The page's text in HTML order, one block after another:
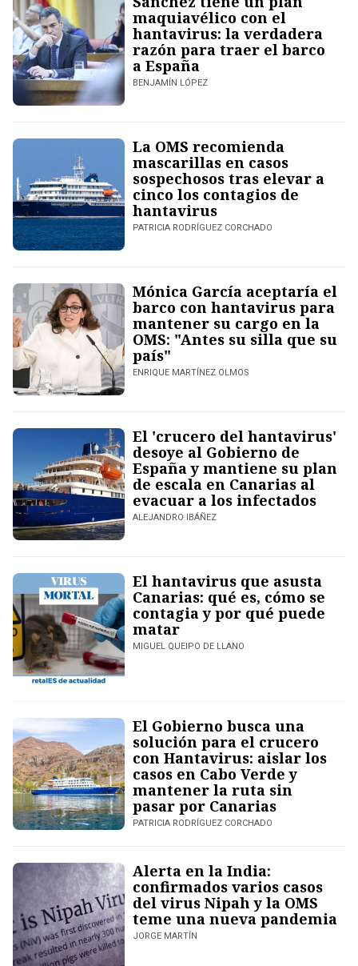
maquiavélico con el
hantavirus: la verdadera
razón para traer el barco
a España
BENJAMÍN LÓPEZ
La OMS recomienda
mascarillas en casos
sospechosos tras elevar a
cinco los contagios de
hantavirus
PATRICIA RODRÍGUEZ CORCHADO
Mónica García aceptaría el
barco con hantavirus para
mantener su cargo en la
OMS: "Antes su silla que su
país"
ENRIQUE MARTÍNEZ OLMOS
El 'crucero del hantavirus'
desoye al Gobierno de
España y mantiene su plan
de escala en Canarias al
evacuar a los infectados
ALEJANDRO IBÁÑEZ
El hantavirus que asusta
Canarias: qué es, cómo se
contagia y por qué puede
matar
MIGUEL QUEIPO DE LLANO
El Gobierno busca una
solución para el crucero
con Hantavirus: aislar los
casos en Cabo Verde y
mantener la ruta sin
pasar por Canarias
PATRICIA RODRÍGUEZ CORCHADO
Alerta en la India:
confirmados varios casos
del virus Nipah y la OMS
teme una nueva pandemia
JORGE MARTÍN